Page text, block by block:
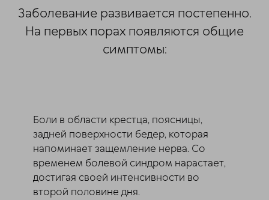
Заболевание развивается постепенно.
На первых порах появляются общие
симптомы:
Боли в области крестца, поясницы,
задней поверхности бедер, которая
напоминает защемление нерва. Со
временем болевой синдром нарастает,
достигая своей интенсивности во
второй половине дня.